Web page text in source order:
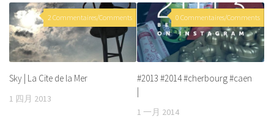
2 Commentaires/Comments
Sky | La Cite de la Mer
1 四月 2013
0 Commentaires/Comments
#2013 #2014 #cherbourg #caen
|
1 一月 2014